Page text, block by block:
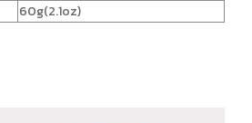
60g(2.1oz)